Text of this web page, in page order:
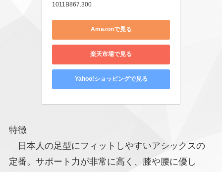
1011B867.300
Amazonで見る
楽天市場で見る
Yahoo!ショッピングで見る
特徴
日本人の足型にフィットしやすいアシックスの
定番。サポート力が非常に高く、膝や腰に優し